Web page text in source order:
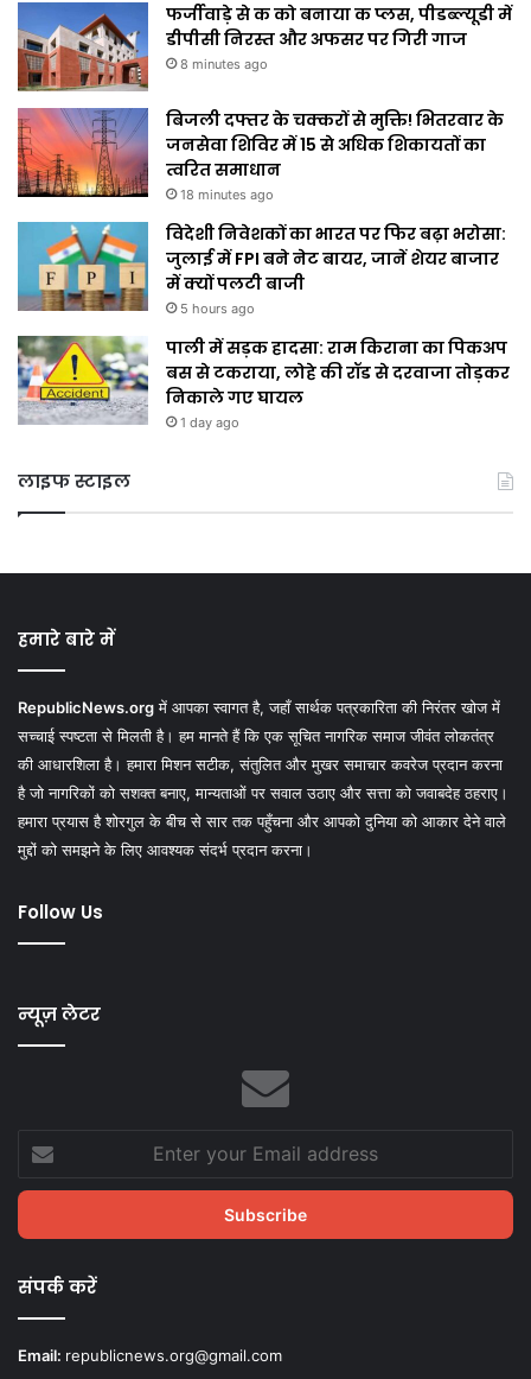
फर्जीवाड़े से क को बनाया क प्लस, पीडब्ल्यूडी में
डीपीसी निरस्त और अफसर पर गिरी गाज
8 minutes ago
बिजली दफ्तर के चक्करों से मुक्ति! भितरवार के
जनसेवा शिविर में 15 से अधिक शिकायतों का
त्वरित समाधान
18 minutes ago
विदेशी निवेशकों का भारत पर फिर बढ़ा भरोसा:
जुलाई में FPI बने नेट बायर, जानें शेयर बाजार
में क्यों पलटी बाजी
5 hours ago
पाली में सड़क हादसा: राम किराना का पिकअप
बस से टकराया, लोहे की रॉड से दरवाजा तोड़कर
निकाले गए घायल
1 day ago
लाइफ स्टाइल
हमारे बारे में
RepublicNews.orgमें आपका स्वागत है, जहाँ सार्थक पत्रकारिता की निरंतर खोज में
सच्चाई स्पष्टता से मिलती है। हम मानते हैं कि एक सूचित नागरिक समाज जीवंत लोकतंत्र
की आधारशिला है। हमारा मिशन सटीक, संतुलित और मुखर समाचार कवरेज प्रदान करना
है जो नागरिकों को सशक्त बनाए, मान्यताओं पर सवाल उठाए और सत्ता को जवाबदेह ठहराए।
हमारा प्रयास है शोरगुल के बीच से सार तक पहुँचना और आपको दुनिया को आकार देने वाले
मुद्दों को समझने के लिए आवश्यक संदर्भ प्रदान करना।
Follow Us
न्यूज़ लेटर
your
Email
संपर्क करें
Email: republicnews.org@gmail.com